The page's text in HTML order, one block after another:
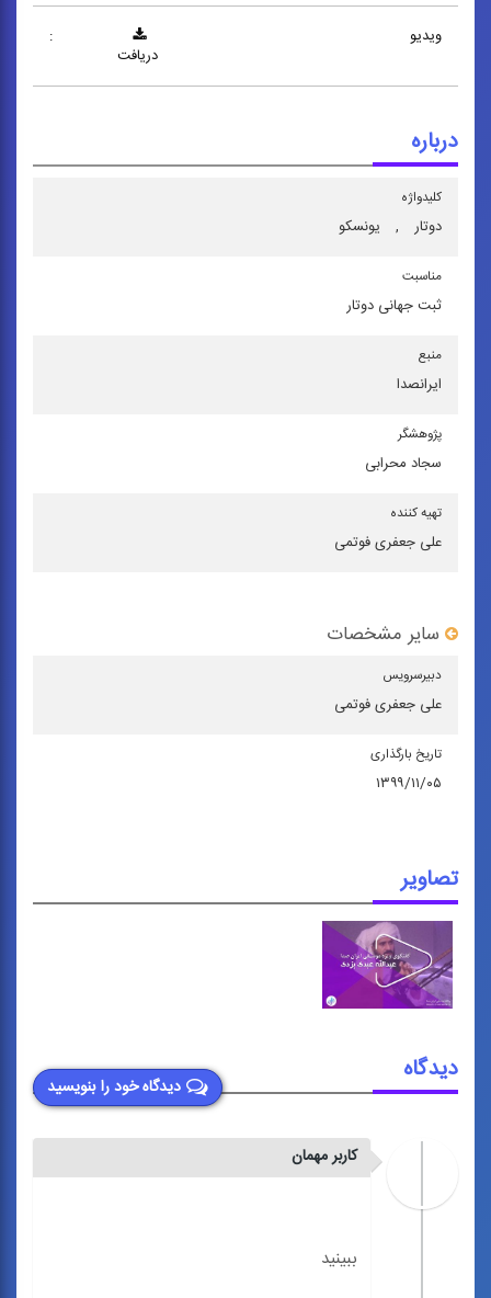
ویدیو
:
دریافت
درباره
کلیدواژه
دوتار , یونسكو
مناسبت
ثبت جهانی دوتار
منبع
ایرانصدا
پژوهشگر
سجاد محرابی
تهیه کننده
علی جعفری فوتمی
سایر مشخصات
دبیرسرویس
علی جعفری فوتمی
تاریخ بارگذاری
۱۳۹۹/۱۱/۰۵
تصاویر
دیدگاه خود را بنویسید
دیدگاه
کاربر مهمان